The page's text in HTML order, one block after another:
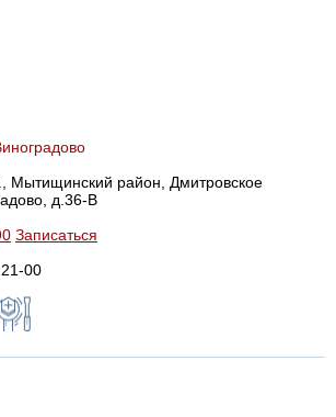
Мытищинский район, Дмитровское
д.36-В
Записаться
00